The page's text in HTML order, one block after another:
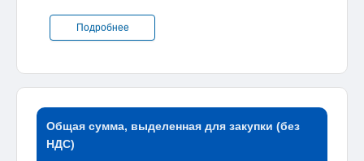
Подробнее
Общая сумма, выделенная для закупки (без
НДС)